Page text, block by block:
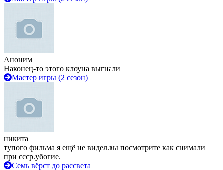
Аноним
Наконец-то этого клоуна выгнали
Мастер игры (2 сезон)
никита
тупого фильма я ещё не видел.вы посмотрите как снимали
при ссср.убогие.
Семь вёрст до рассвета